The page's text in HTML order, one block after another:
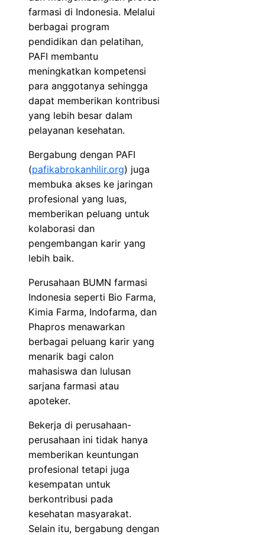
farmasi di Indonesia. Melalui
berbagai program
pendidikan dan pelatihan,
PAFI membantu
meningkatkan kompetensi
para anggotanya sehingga
dapat memberikan kontribusi
yang lebih besar dalam
pelayanan kesehatan.
Bergabung dengan PAFI
(pafikabrokanhilir.org) juga
membuka akses ke jaringan
profesional yang luas,
memberikan peluang untuk
kolaborasi dan
pengembangan karir yang
lebih baik.
Perusahaan BUMN farmasi
Indonesia seperti Bio Farma,
Kimia Farma, Indofarma, dan
Phapros menawarkan
berbagai peluang karir yang
menarik bagi calon
mahasiswa dan lulusan
sarjana farmasi atau
apoteker.
Bekerja di perusahaan-
perusahaan ini tidak hanya
memberikan keuntungan
profesional tetapi juga
kesempatan untuk
berkontribusi pada
kesehatan masyarakat.
Selain itu, bergabung dengan